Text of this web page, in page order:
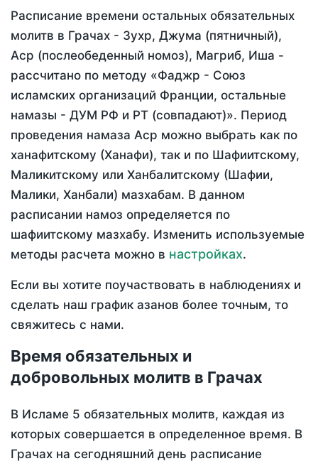
Расписание времени остальных обязательных
молитв в Грачах - Зухр, Джума (пятничный),
Аср (послеобеденный номоз), Магриб, Иша -
рассчитано по методу «Фаджр - Союз
исламских организаций Франции, остальные
намазы - ДУМ РФ и РТ (совпадают)». Период
проведения намаза Аср можно выбрать как по
ханафитскому (Ханафи), так и по Шафиитскому,
Маликитскому или Ханбалитскому (Шафии,
Малики, Ханбали) мазхабам. В данном
расписании намоз определяется по
шафиитскому мазхабу. Изменить используемые
методы расчета можно в настройках.
Если вы хотите поучаствовать в наблюдениях и
сделать наш график азанов более точным, то
свяжитесь с нами.
Время обязательных и
добровольных молитв в Грачах
В Исламе 5 обязательных молитв, каждая из
которых совершается в определенное время. В
Грачах на сегодняшний день расписание